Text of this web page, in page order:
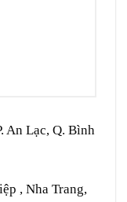
An Lạc, Q. Bình
, Nha Trang,